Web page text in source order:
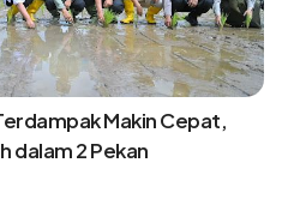
Kosong Bisa Merusak